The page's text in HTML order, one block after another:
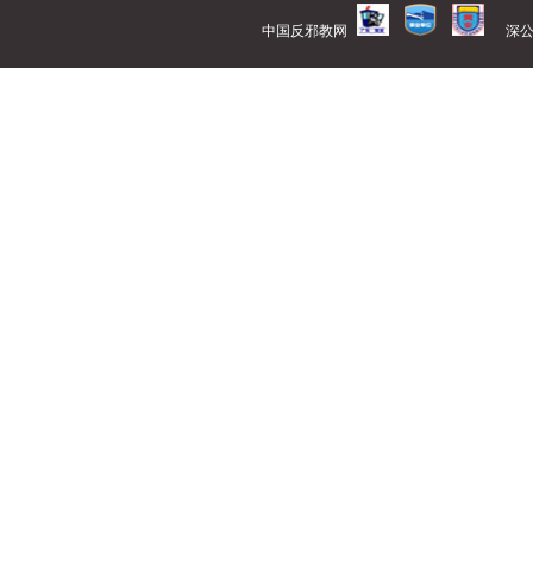
中国反邪教网 深